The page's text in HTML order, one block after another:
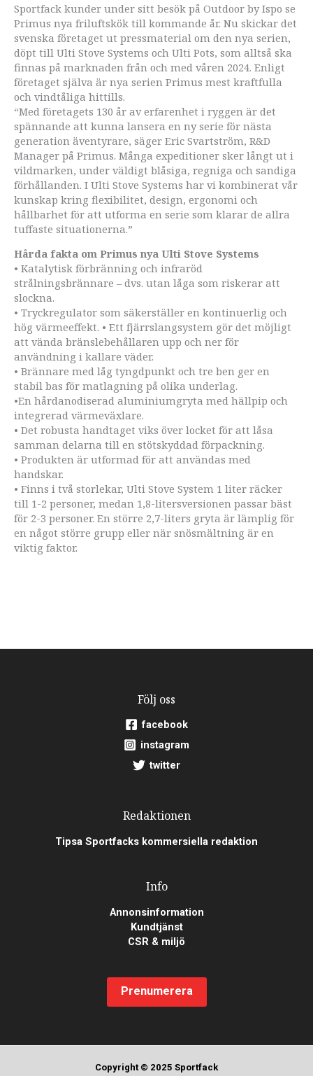
Sportfack kunder under sitt besök på Outdoor by Ispo se
Primus nya friluftskök till kommande år. Nu skickar det
svenska företaget ut pressmaterial om den nya serien,
döpt till Ulti Stove Systems och Ulti Pots, som alltså ska
finnas på marknaden från och med våren 2024. Enligt
företaget själva är nya serien Primus mest kraftfulla
och vindtåliga hittills.
“Med företagets 130 år av erfarenhet i ryggen är det
spännande att kunna lansera en ny serie för nästa
generation äventyrare, säger Eric Svartström, R&D
Manager på Primus. Många expeditioner sker långt ut i
vildmarken, under väldigt blåsiga, regniga och sandiga
förhållanden. I Ulti Stove Systems har vi kombinerat vår
kunskap kring flexibilitet, design, ergonomi och
hållbarhet för att utforma en serie som klarar de allra
tuffaste situationerna.”
Hårda fakta om Primus nya Ulti Stove Systems
• Katalytisk förbränning och infraröd
strålningsbrännare – dvs. utan låga som riskerar att
slockna.
• Tryckregulator som säkerställer en kontinuerlig och
hög värmeeffekt. • Ett fjärrslangsystem gör det möjligt
att vända bränslebehållaren upp och ner för
användning i kallare väder.
• Brännare med låg tyngdpunkt och tre ben ger en
stabil bas för matlagning på olika underlag.
•En hårdanodiserad aluminiumgryta med hällpip och
integrerad värmeväxlare.
• Det robusta handtaget viks över locket för att låsa
samman delarna till en stötskyddad förpackning.
• Produkten är utformad för att användas med
handskar.
• Finns i två storlekar, Ulti Stove System 1 liter räcker
till 1-2 personer, medan 1,8-litersversionen passar bäst
för 2-3 personer. En större 2,7-liters gryta är lämplig för
en något större grupp eller när snösmältning är en
viktig faktor.
Följ oss
facebook
instagram
twitter
Redaktionen
Tipsa Sportfacks kommersiella redaktion
Info
Annonsinformation
Kundtjänst
CSR & miljö
Prenumerera
Copyright © 2025 Sportfack